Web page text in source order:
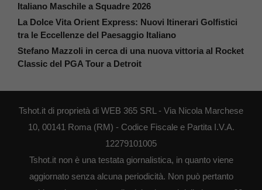
Italiano Maschile a Squadre 2026
La Dolce Vita Orient Express: Nuovi Itinerari Golfistici
tra le Eccellenze del Paesaggio Italiano
Stefano Mazzoli in cerca di una nuova vittoria al Rocket
Classic del PGA Tour a Detroit
Tshot.it di proprietà di WEB 365 SRL - Via Nicola Marchese
10, 00141 Roma (RM) - Codice Fiscale e Partita I.V.A.
12279101005
Tshot.it non è una testata giornalistica, in quanto viene
aggiornato senza alcuna periodicità. Non può pertanto